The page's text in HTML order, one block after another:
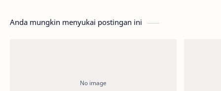
Anda mungkin menyukai postingan ini